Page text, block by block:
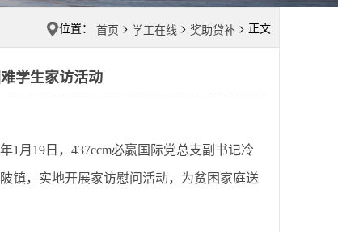
位置： 首页 > 学工在线 > 奖助贷补 > 正文
学生家访活动
1月19日，437ccm必嬴国际党总支副书记冷
镇，实地开展家访慰问活动，为贫困家庭送